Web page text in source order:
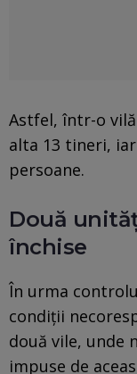
Astfel, într-o
alta 13 tineri,
persoane.
Două
închise
În urma
condiţii
două vile, unde
impuse de